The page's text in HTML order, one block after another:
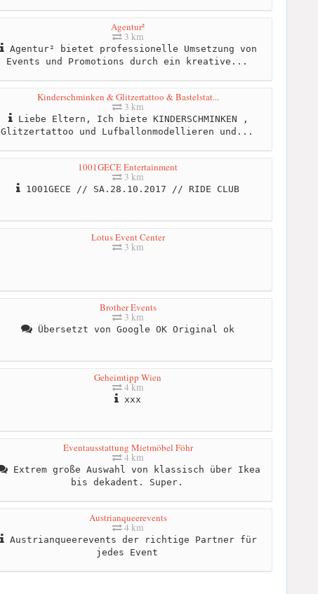
Agentur²
3 km
Agentur² bietet professionelle Umsetzung von
Events und Promotions durch ein kreative...
Kinderschminken & Glitzertattoo & Bastelstat...
3 km
Liebe Eltern, Ich biete KINDERSCHMINKEN ,
Glitzertattoo und Lufballonmodellieren und...
1001GECE Entertainment
3 km
1001GECE // SA.28.10.2017 // RIDE CLUB
Lotus Event Center
3 km
Brother Events
3 km
Übersetzt von Google OK Original ok
Geheimtipp Wien
4 km
xxx
Eventausstattung Mietmöbel Föhr
4 km
Extrem große Auswahl von klassisch über Ikea
bis dekadent. Super.
Austrianqueerevents
4 km
Austrianqueerevents der richtige Partner für
jedes Event